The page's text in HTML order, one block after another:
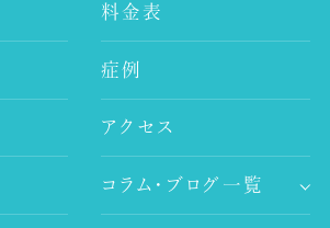
料金表
症例
アクセス
コラム・ブログ一覧